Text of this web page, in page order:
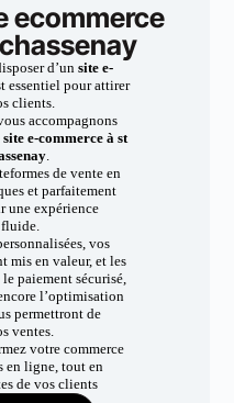
ecommerce
d’unsite e-
essentiel pour attirer
clients.
accompagnons
e-commerce à st
.
de vente en
et parfaitement
une expérience
vos
mis en valeur, et les
paiement sécurisé,
l’optimisation
permettront de
ventes.
votre commerce
en ligne, tout en
de vos clients